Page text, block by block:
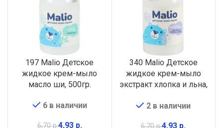
197 Malio Детское
жидкое крем-мыло
масло ши, 500гр.
6 в наличии
6,70р.4,93 р.
340 Malio Детское
жидкое крем-мыло
экстракт хлопка и льна,
2 в наличии
4,93 р.